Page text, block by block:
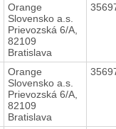
Orange
Slovensko a.s.
Prievozská 6/A,
82109
Bratislava
Orange
Slovensko a.s.
Prievozská 6/A,
82109
Bratislava